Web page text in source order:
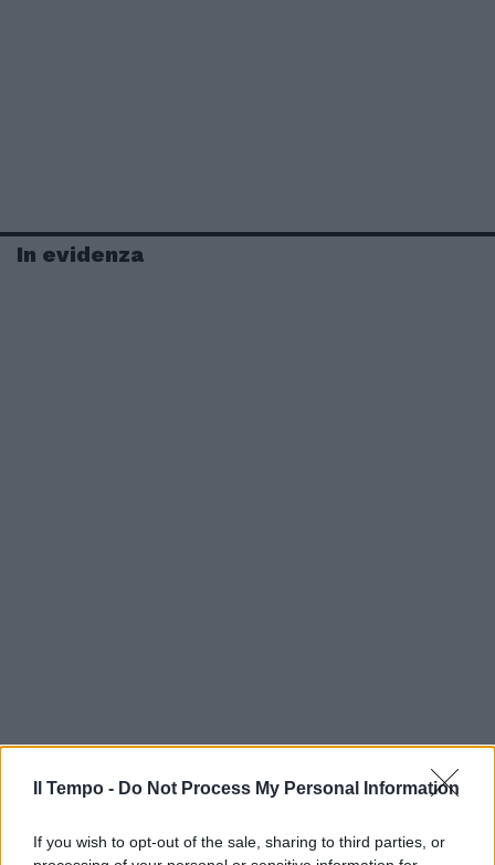
Il Tempo - Do Not Process My Personal Information
If you wish to opt-out of the sale, sharing to third parties, or
In evidenza